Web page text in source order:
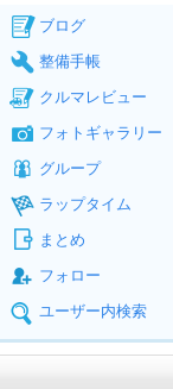
ブログ
整備手帳
クルマレビュー
フォトギャラリー
グループ
ラップタイム
まとめ
フォロー
ユーザー内検索